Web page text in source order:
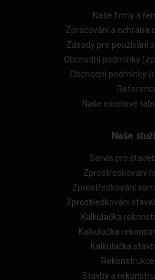
Naše firmy a
Zpracování a ochrana
Zásady pro používání
Obchodní podmínky
Obchodní podmínky
Naše excelové
Naše
Servis pro
Zprostředkování
Zprostředkování
Zprostředkování
Kalkulačka
Kalkulačka
Kalkulačka
Stavby a